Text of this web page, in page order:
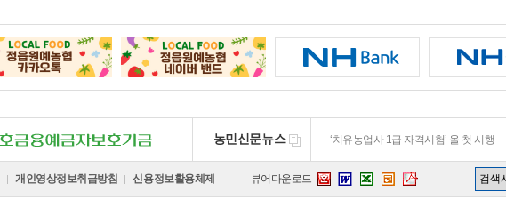
농민신문뉴스
조생종 배 ‘원황’ 일찍 맛본다…고온에 ‘
‘치유농업사 1급 자격시험’ 올 첫 시행
“규제 과도”…‘유기농자재 개발’ 발목잡
폭염·가뭄 장기화에 고사·염류장해…
개인영상정보취급방침 신용정보활용체제 뷰어다운로드 hwp word ppt excel pdf